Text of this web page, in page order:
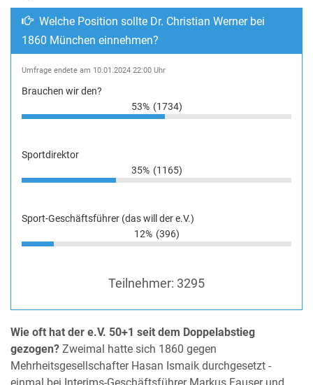
Welche Position sollte Dr. Christian Werner bei
1860 München einnehmen?
Umfrage endete am 10.01.2024 22:00 Uhr
Brauchen wir den?
53% (1734)
Sportdirektor
35% (1165)
Sport-Geschäftsführer (das will der e.V.)
12% (396)
Teilnehmer: 3295
Wie oft hat der e.V. 50+1 seit dem Doppelabstieg
gezogen? Zweimal hatte sich 1860 gegen
Mehrheitsgesellschafter Hasan Ismaik durchgesetzt -